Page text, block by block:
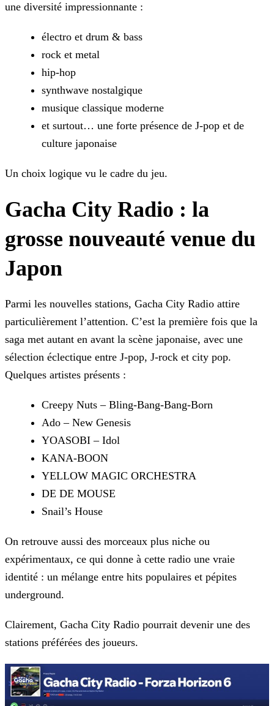
une diversité impressionnante :
électro et drum & bass
rock et metal
hip-hop
synthwave nostalgique
musique classique moderne
et surtout… une forte présence de J-pop et de
culture japonaise
Un choix logique vu le cadre du jeu.
Gacha City Radio : la
grosse nouveauté venue du
Japon
Parmi les nouvelles stations, Gacha City Radio attire
particulièrement l’attention. C’est la première fois que la
saga met autant en avant la scène japonaise, avec une
sélection éclectique entre J-pop, J-rock et city pop.
Quelques artistes présents :
Creepy Nuts – Bling-Bang-Bang-Born
Ado – New Genesis
YOASOBI – Idol
KANA-BOON
YELLOW MAGIC ORCHESTRA
DE DE MOUSE
Snail’s House
On retrouve aussi des morceaux plus niche ou
expérimentaux, ce qui donne à cette radio une vraie
identité : un mélange entre hits populaires et pépites
underground.
Clairement, Gacha City Radio pourrait devenir une des
stations préférées des joueurs.